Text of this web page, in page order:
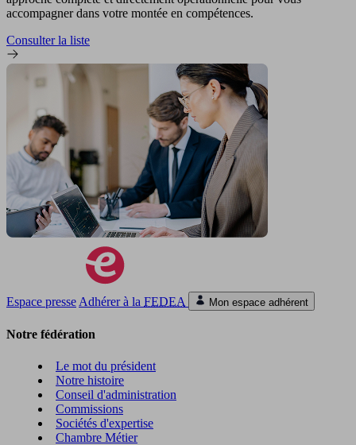
accompagner dans votre montée en compétences.
Consulter la liste
Espace presse Adhérer à la FEDEA Mon espace adhérent
Notre fédération
Le mot du président
Notre histoire
Conseil d'administration
Commissions
Sociétés d'expertise
Chambre Métier